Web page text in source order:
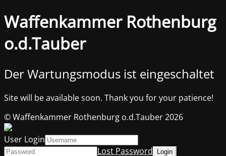
Waffenkammer Rothenburg
o.d.Tauber
Der Wartungsmodus ist eingeschaltet
Site will be available soon. Thank you for your patience!
© Waffenkammer Rothenburg o.d.Tauber 2026
User Login
Lost Password